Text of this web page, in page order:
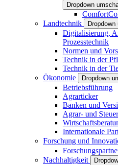
Dropdown
Landtechnik
Digitalisierung,
Prozesstechnik
Normen und
Technik in der
Technik in der
Ökonomie
Dropdown
Betriebsführung
Agrarticker
Banken und
Agrar- und
Internationale
Forschung und
Nachhaltigkeit